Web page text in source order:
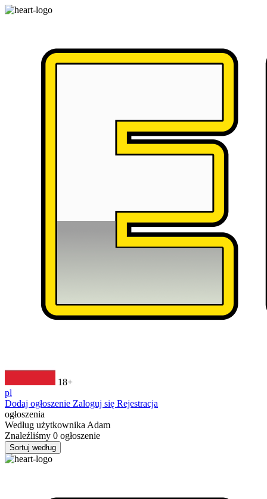
18+
pl
Dodaj ogłoszenie Zaloguj się Rejestracja
ogłoszenia
Według użytkownika Adam
Znaleźliśmy 0 ogłoszenie
Sortuj według